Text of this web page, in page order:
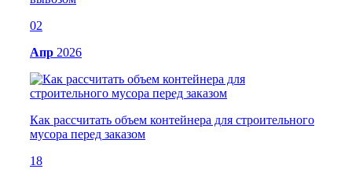
02
Апр 2026
Как рассчитать объем контейнера для строительного
мусора перед заказом
18